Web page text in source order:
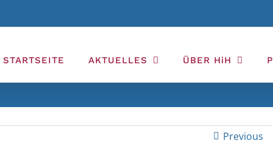
STARTSEITE AKTUELLES ÜBER HiH
Previous